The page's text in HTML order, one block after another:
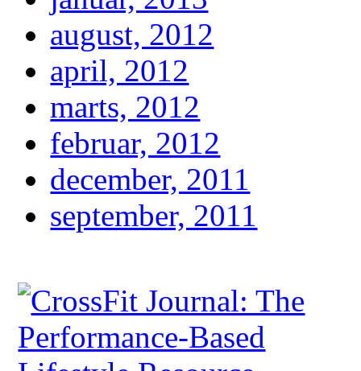
august, 2012
april, 2012
marts, 2012
februar, 2012
december, 2011
september, 2011